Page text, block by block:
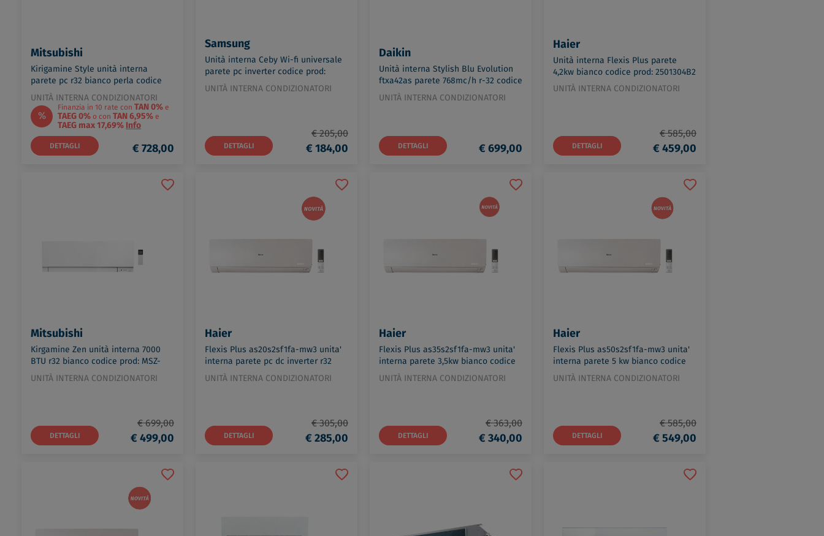
Mitsubishi
Kirigamine Style unità interna
parete pc r32 bianco perla codice
prod: MSZ-LN25VG2V
UNITÀ INTERNA CONDIZIONATORI
%
Finanzia in 10 rate con TAN 0% e
TAEG 0% o con TAN 6,95% e
TAEG max 17,69% Info
DETTAGLI € 728,00
Samsung
Unità interna Ceby Wi-fi universale
parete pc inverter codice prod:
AR07TXFYAWKNEU
UNITÀ INTERNA CONDIZIONATORI
DETTAGLI
€ 205,00
€ 184,00
Daikin
Unità interna Stylish Blu Evolution
ftxa42as parete 768mc/h r-32 codice
prod: FTXA42AS
UNITÀ INTERNA CONDIZIONATORI
DETTAGLI € 699,00
Haier
Unità interna Flexis Plus parete
4,2kw bianco codice prod: 2501304B2
UNITÀ INTERNA CONDIZIONATORI
DETTAGLI
€ 585,00
€ 459,00
Mitsubishi
Kirgamine Zen unità interna 7000
BTU r32 bianco codice prod: MSZ-
EF22VGKW
UNITÀ INTERNA CONDIZIONATORI
DETTAGLI
€ 699,00
€ 499,00
Haier
Flexis Plus as20s2sf1fa-mw3 unita'
interna parete pc dc inverter r32
bianco codice prod: 2501300B2
UNITÀ INTERNA CONDIZIONATORI
DETTAGLI
€ 305,00
€ 285,00
Haier
Flexis Plus as35s2sf1fa-mw3 unita'
interna parete 3,5kw bianco codice
prod: 2501302B2
UNITÀ INTERNA CONDIZIONATORI
DETTAGLI
€ 363,00
€ 340,00
Haier
Flexis Plus as50s2sf1fa-mw3 unita'
interna parete 5 kw bianco codice
prod: 2501305B2
UNITÀ INTERNA CONDIZIONATORI
DETTAGLI
€ 585,00
€ 549,00